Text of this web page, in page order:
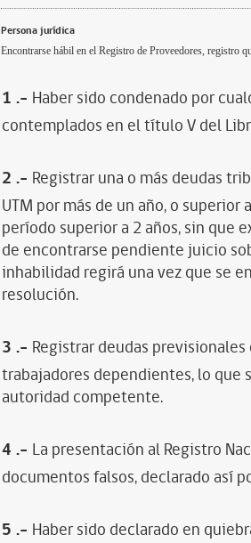
Persona jurídica
Encontrarse hábil en el Registro de Proveedores, registro
1 .- Haber sido condenado por
contemplados en el título V del
2 .- Registrar una o más deudas
UTM por más de un año, o
período superior a 2 años, sin que
de encontrarse pendiente juicio
inhabilidad regirá una vez que se
resolución.
3 .- Registrar deudas
trabajadores dependientes, lo
autoridad competente.
4 .- La presentación al Registro
documentos falsos, declarado así
5 .- Haber sido declarado en